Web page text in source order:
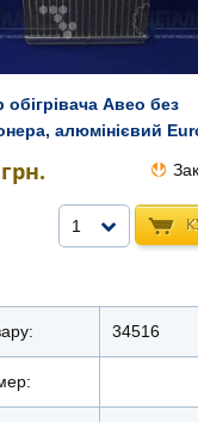
обігрівача Авео без
алюмінієвий
грн.
1
34516